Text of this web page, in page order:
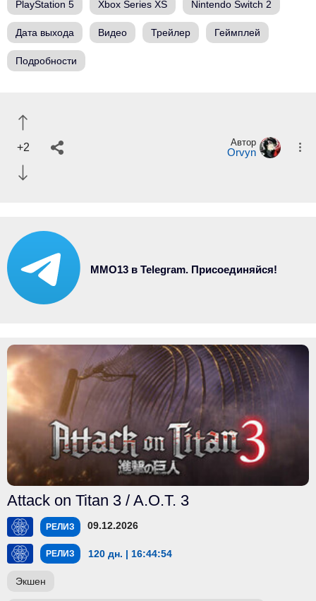
PlayStation 5 Xbox Series XS Nintendo Switch 2
Дата выхода Видео Трейлер Геймплей
Подробности
+2 Автор
Orvyn
MMO13 в Telegram. Присоединяйся!
Attack on Titan 3 / A.O.T. 3
РЕЛИЗ 09.12.2026
РЕЛИЗ 120 дн. | 16:44:52
Экшен